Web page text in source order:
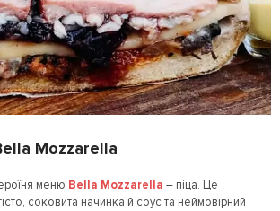
Mozzarella
меню Bella Mozzarella – піца. Це
соковита начинка й соус та неймовірний